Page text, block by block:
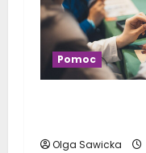
Pomoc
Olga Sawicka